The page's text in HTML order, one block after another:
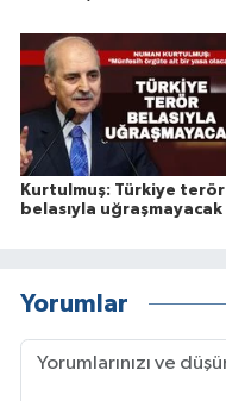
Kurtulmuş: Türkiye terör
belasıyla uğraşmayacak
Yorumlar